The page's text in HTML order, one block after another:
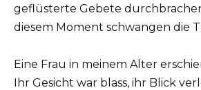
geflüsterte Gebete
diesem Moment schwangen die
Eine Frau in meinem Alter
Ihr Gesicht war blass, ihr Blick